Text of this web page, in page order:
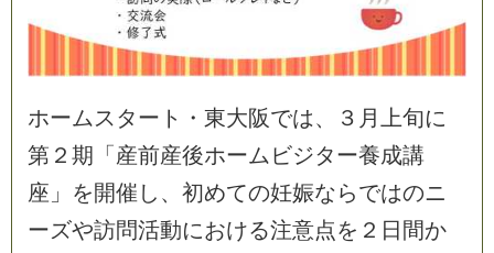
ホーム ス ター ト ・ 東大阪では、 ３ 月 上旬に
第 ２ 期 「 産前産後ホーム ビジター養成講
座 」 を開催 し 、 初めての妊娠ならではのニ
ーズや訪問活動における注意点を ２ 日 間か